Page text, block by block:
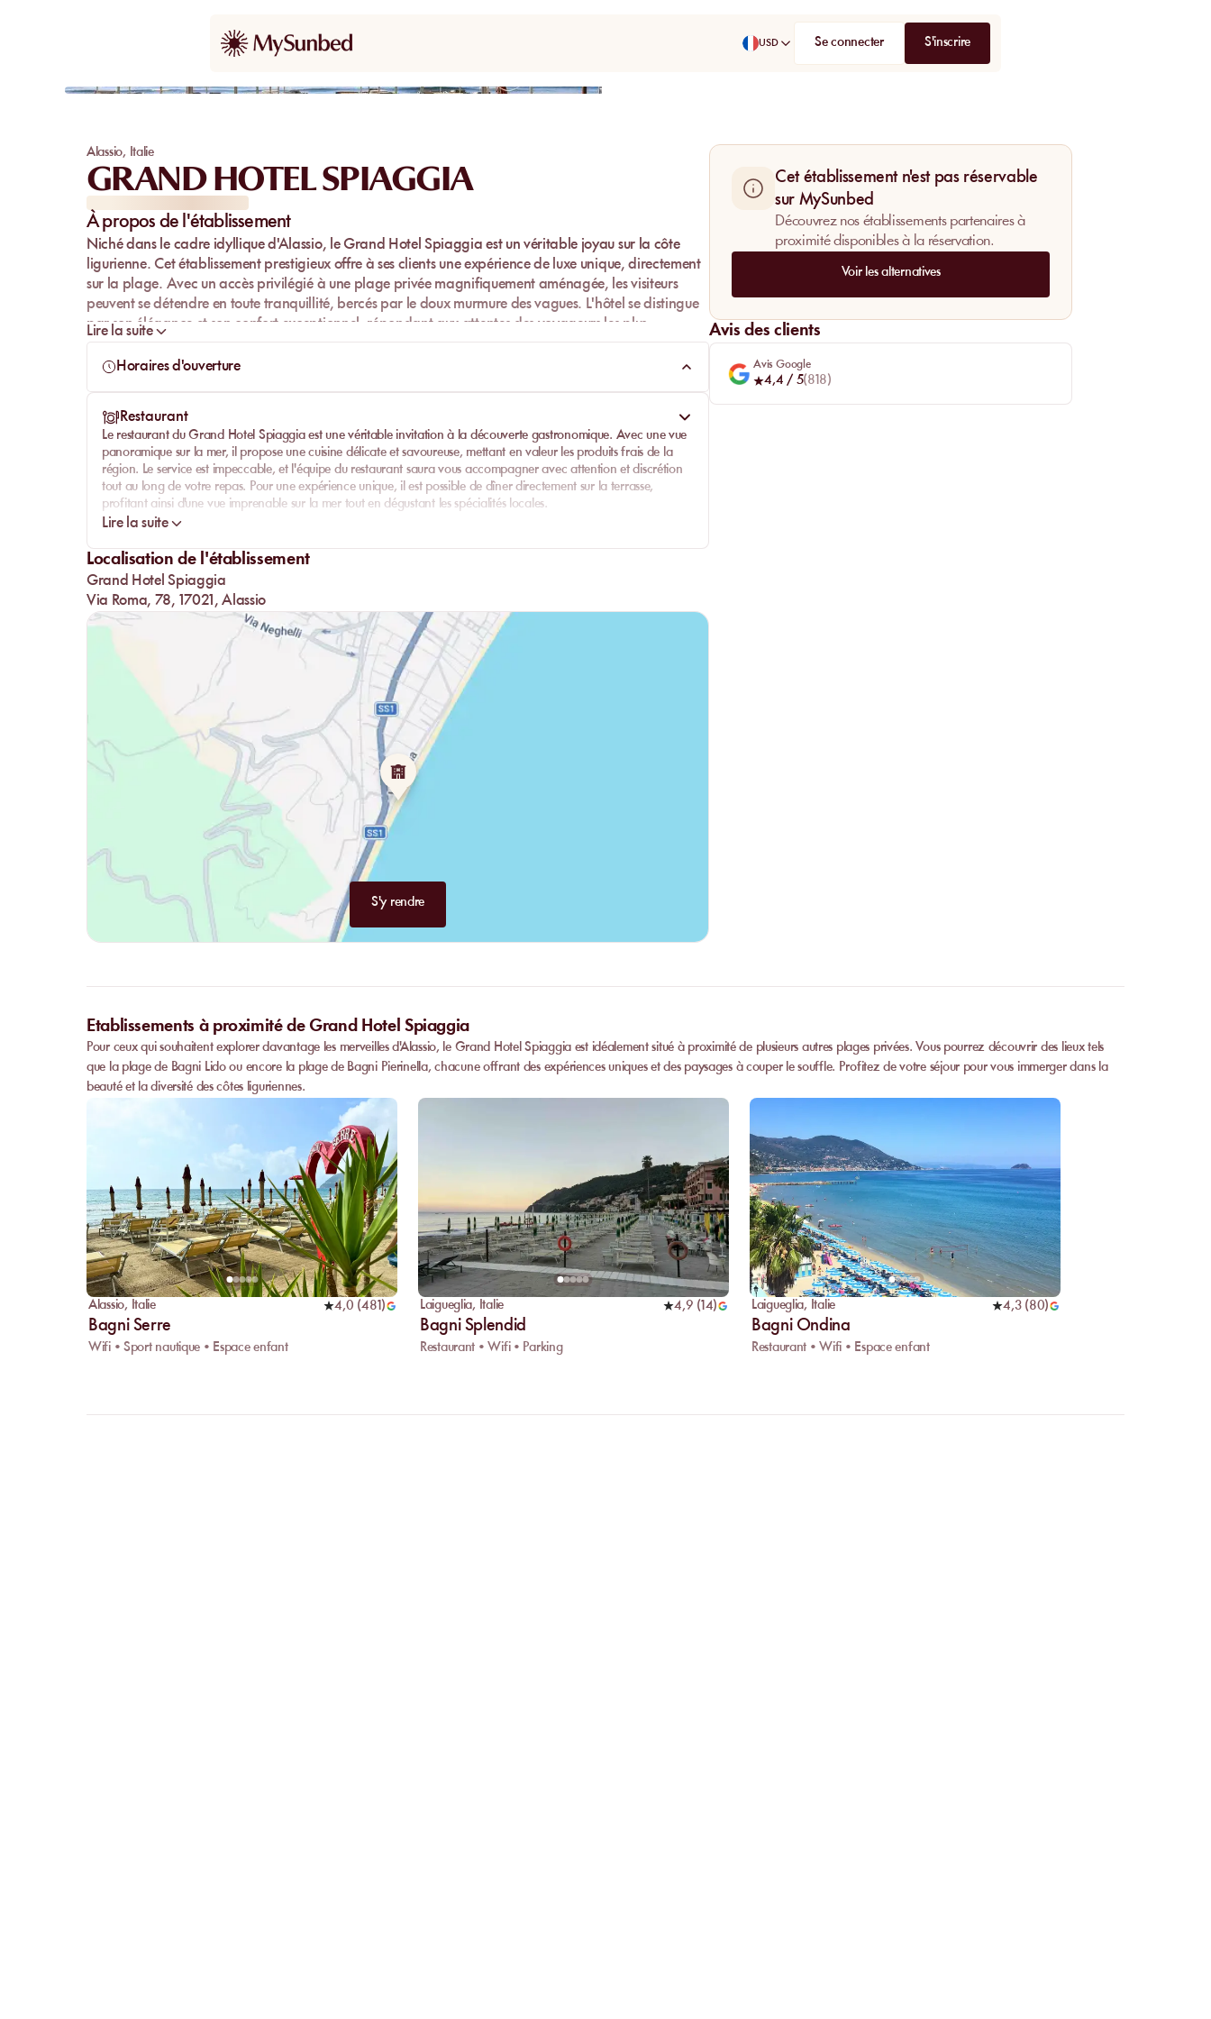
USD Se connecter
S'inscrire
Alassio, Italie
GRAND HOTEL SPIAGGIA
À propos de l'établissement
Niché dans le cadre idyllique d'Alassio, le Grand Hotel Spiaggia est un véritable joyau sur la côte
ligurienne. Cet établissement prestigieux offre à ses clients une expérience de luxe unique, directement
sur la plage. Avec un accès privilégié à une plage privée magnifiquement aménagée, les visiteurs
peuvent se détendre en toute tranquillité, bercés par le doux murmure des vagues. L'hôtel se distingue
par son élégance et son confort exceptionnel, répondant aux attentes des voyageurs les plus
exigeants.
Leservice impeccableet l'accueil chaleureux du personnel sont au cœur de l'expérience du Grand
Hotel Spiaggia. Chaque membre de l'équipe est dévoué à rendre votre séjour inoubliable, en
répondant à vos moindres besoins avec discrétion et efficacité. Les chambres, spacieuses et
impeccablement entretenues, offrent une vue imprenable sur la mer, permettant aux hôtes de profiter
pleinement de la beauté naturelle environnante.
Lire la suite
Horaires d'ouverture
Restaurant
Le restaurant du Grand Hotel Spiaggia est une véritable invitation à la découverte gastronomique. Avec une vue
panoramique sur la mer, il propose une cuisine délicate et savoureuse, mettant en valeur les produits frais de la
région. Le service est impeccable, et l'équipe du restaurant saura vous accompagner avec attention et discrétion
tout au long de votre repas. Pour une expérience unique, il est possible de dîner directement sur la terrasse,
profitant ainsi d'une vue imprenable sur la mer tout en dégustant les spécialités locales.
La carte du restaurant est variée et raffinée, offrant un large choix de plats pour satisfaire tous les palais. Les
amateurs de vins seront également comblés par la sélection de crus proposés, soigneusement choisis pour sublimer
chaque plat. Que ce soit pour un déjeuner léger ou un dîner romantique au clair de lune, le restaurant saura vous
séduire par son cadre enchanteur et sa cuisine d'exception.
Lire la suite
Localisation de l'établissement
Grand Hotel Spiaggia
Via Roma, 78, 17021, Alassio
S'y rendre
Cet établissement n'est pas réservable
sur MySunbed
Découvrez nos établissements partenaires à
proximité disponibles à la réservation.
Voir les alternatives
Avis des clients
Avis Google
4,4 / 5(818)
Etablissements à proximité de Grand Hotel Spiaggia
Pour ceux qui souhaitent explorer davantage les merveilles d'Alassio, le Grand Hotel Spiaggia est idéalement situé à proximité de plusieurs autres plages privées. Vous pourrez découvrir des lieux tels
que la plage de Bagni Lido ou encore la plage de Bagni Pierinella, chacune offrant des expériences uniques et des paysages à couper le souffle. Profitez de votre séjour pour vous immerger dans la
beauté et la diversité des côtes liguriennes.
Alassio, Italie 4,0 (481 )
Bagni Serre
Wifi • Sport nautique • Espace enfant
Laigueglia, Italie 4,9 (14)
Bagni Splendid
Restaurant • Wifi • Parking
Laigueglia, Italie 4,3(80)
Bagni Ondina
Restaurant • Wifi • Espace enfant